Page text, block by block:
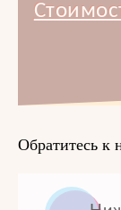
Обратитесь